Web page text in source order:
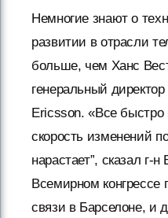
Немногие знают о
развитии в отрасли
больше, чем Ханс
генеральный
Ericsson. «Все быстро
скорость изменений
нарастает”, сказал г-н
Всемирном конгрессе
связи в Барселоне, и